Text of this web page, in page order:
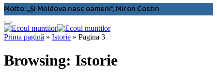
Motto: „Şi Moldova nasc oameni”, Miron Costin
Prima pagină » Istorie » Pagina 3
Browsing: Istorie